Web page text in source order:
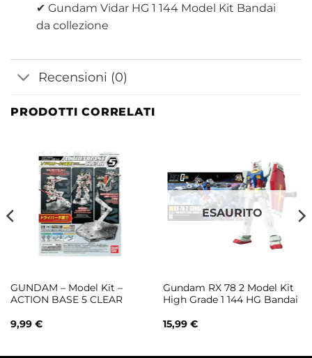
✔ Gundam Vidar HG 1 144 Model Kit Bandai
da collezione
Recensioni (0)
PRODOTTI CORRELATI
GUNDAM – Model Kit –
ACTION BASE 5 CLEAR
9,99 €
ESAURITO
Gundam RX 78 2 Model Kit
High Grade 1 144 HG Bandai
15,99 €